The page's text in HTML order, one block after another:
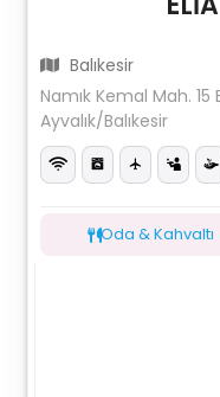
Balıkesir
Namık Kemal Mah.
Ayvalık/Balıkesir
Oda & Kahvaltı